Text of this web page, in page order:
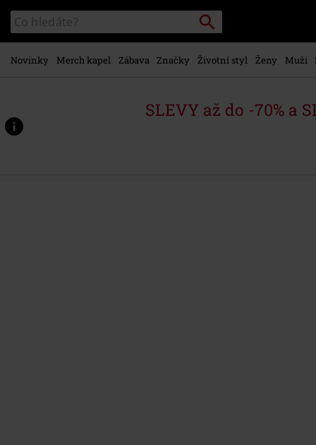
hlavnímu
obsahu
Katalog
vyhledávání
Vyhledávání
Novinky Merch kapel Zábava Značky Životní styl Ženy Muži
SLEVY až do -70% a